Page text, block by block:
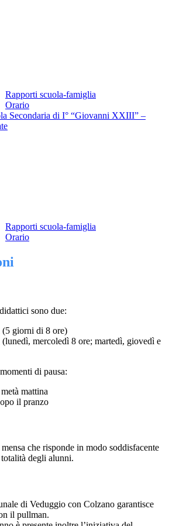
Rapporti scuola-famiglia
Orario
Secondaria di I° “Giovanni XXIII” –
Rapporti scuola-famiglia
Orario
sono due:
(5 giorni di 8 ore)
(lunedì, mercoledì 8 ore; martedì, giovedì e
di pausa:
mattina
il pranzo
che risponde in modo soddisfacente
degli alunni.
di Veduggio con Colzano garantisce
il pullman.